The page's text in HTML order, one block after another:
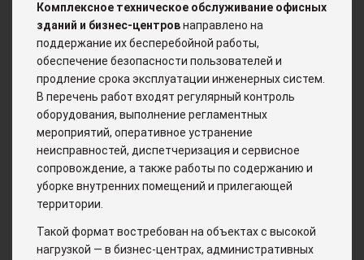
Комплексное техническое обслуживание офисных
зданий и бизнес‑центровнаправлено на
поддержание их бесперебойной работы,
обеспечение безопасности пользователей и
продление срока эксплуатации инженерных систем.
В перечень работ входят регулярный контроль
оборудования, выполнение регламентных
мероприятий, оперативное устранение
неисправностей, диспетчеризация и сервисное
сопровождение, а также работы по содержанию и
уборке внутренних помещений и прилегающей
территории.
Такой формат востребован на объектах с высокой
нагрузкой — в бизнес-центрах, административных